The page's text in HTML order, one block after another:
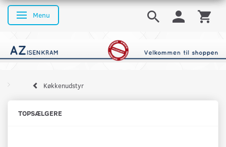
Skifte navigation
Menu
Køkkenudstyr
TOPSÆLGERE